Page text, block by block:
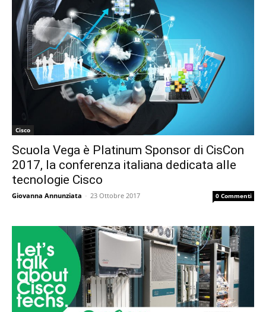
Cisco
Scuola Vega è Platinum Sponsor di CisCon
2017, la conferenza italiana dedicata alle
tecnologie Cisco
Giovanna Annunziata - 23 Ottobre 2017 0 Commenti